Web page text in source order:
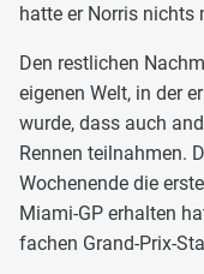
hatte er Norris nichts
Den restlichen
eigenen Welt, in der
wurde, dass auch
Rennen teilnahmen.
Wochenende die
Miami-GP erhalten
fachen Grand-Prix-